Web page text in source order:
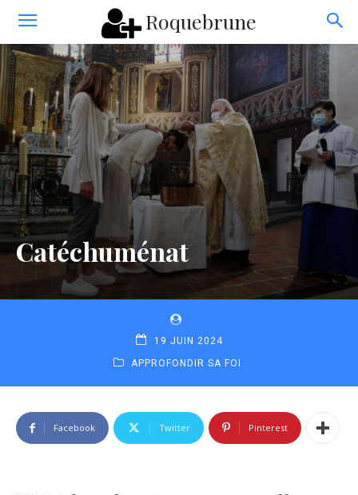
Roquebrune
Catéchuménat
19 JUIN 2024
APPROFONDIR SA FOI
Facebook Twitter Pinterest